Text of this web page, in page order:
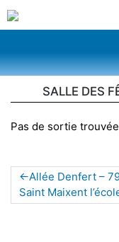
SALLE DES
Pas de sortie trouvée
Allée Denfert –
Saint Maixent